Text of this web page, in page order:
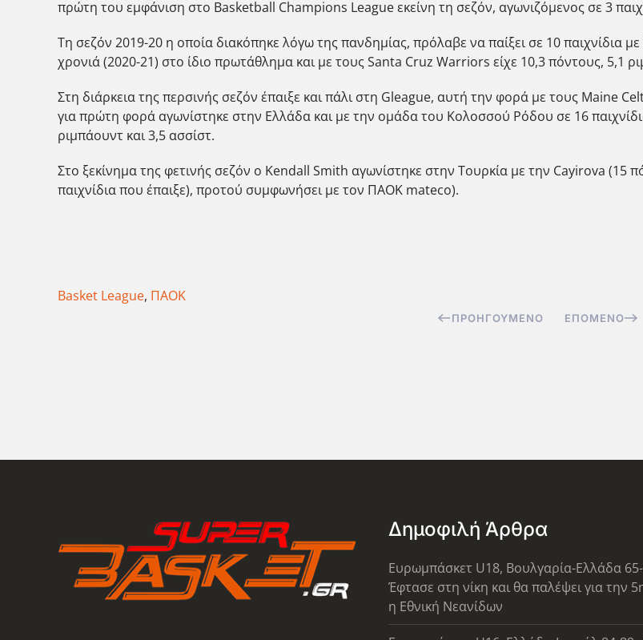
πρώτη του εμφάνιση στο Basketball Champions League εκείνη τη σεζόν, αγωνιζόμενος σε 3
Τη σεζόν 2019-20 η οποία διακόπηκε λόγω της πανδημίας, πρόλαβε να παίξει σε 10 παιχνίδια
χρονιά (2020-21) στο ίδιο πρωτάθλημα και με τους Santa Cruz Warriors είχε 10,3 πόντους, 5,1
Στη διάρκεια της περσινής σεζόν έπαιξε και πάλι στη Gleague, αυτή την φορά με τους Maine
για πρώτη φορά αγωνίστηκε στην Ελλάδα και με την ομάδα του Κολοσσού Ρόδου σε 16
ριμπάουντ και 3,5 ασσίστ.
Στο ξεκίνημα της φετινής σεζόν ο Kendall Smith αγωνίστηκε στην Τουρκία με την Cayirova (15
παιχνίδια που έπαιξε), προτού συμφωνήσει με τον ΠΑΟΚ mateco).
Basket League, ΠΑΟΚ
ΠΡΟΗΓΟΎΜΕΝΟ ΕΠΌΜΕΝΟ
Δημοφιλή Άρθρα
Ευρωμπάσκετ U18, Βουλγαρία-Ελλάδα
Έφτασε στη νίκη και θα παλέψει για την
η Εθνική Νεανίδων